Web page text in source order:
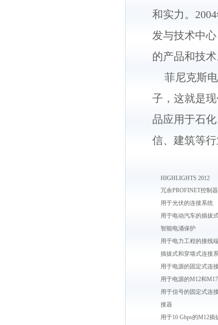
和实力。
发与技术中
的产品和技
菲尼克斯
子，这就是
品应用于石
信、建筑等
HIGHLIGHTS 2012
冗余PROFINET控制器
用于光伏的连接系统
用于电动汽车的插拔
智能电涌保护
用于电力工程的接线
插拔式和穿墙式连接
用于电源的固定式连
用于电源的M12和
用于信号的固定式连
接器
用于10 Gbps的M12插